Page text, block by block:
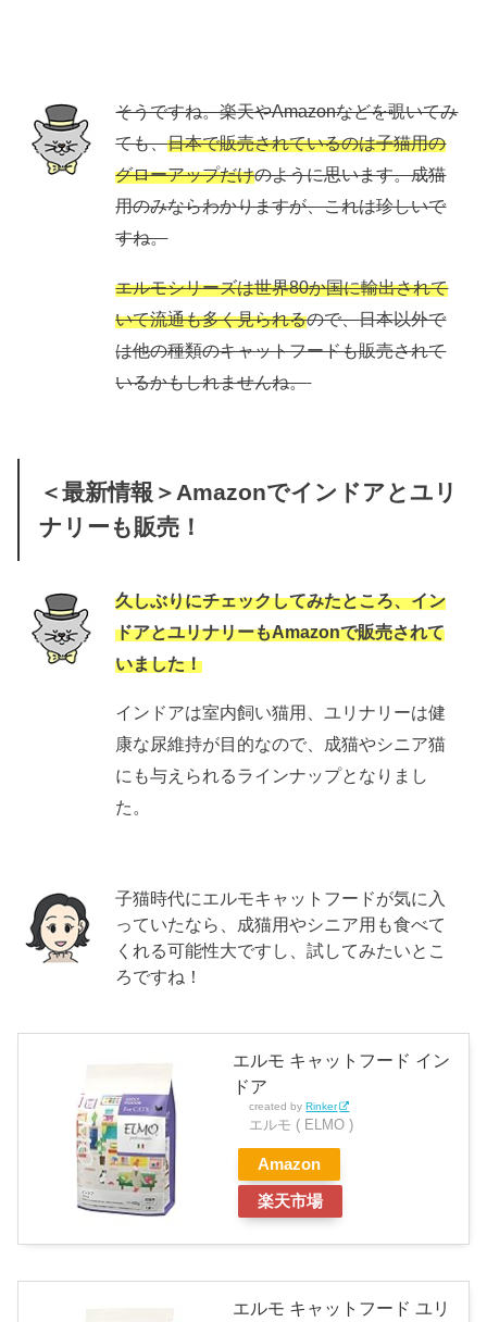
そうですね。楽天やAmazonなどを覗いてみ
ても、日本で販売されているのは子猫用の
グローアップだけのように思います。成猫
用のみならわかりますが、これは珍しいで
すね。
エルモシリーズは世界80か国に輸出されて
いて流通も多く見られるので、日本以外で
は他の種類のキャットフードも販売されて
いるかもしれませんね。
＜最新情報＞Amazonでインドアとユリ
ナリーも販売！
久しぶりにチェックしてみたところ、イン
ドアとユリナリーもAmazonで販売されて
いました！
インドアは室内飼い猫用、ユリナリーは健
康な尿維持が目的なので、成猫やシニア猫
にも与えられるラインナップとなりまし
た。
子猫時代にエルモキャットフードが気に入
っていたなら、成猫用やシニア用も食べて
くれる可能性大ですし、試してみたいとこ
ろですね！
エルモ キャットフード イン
ドア
created byRinker
エルモ ( ELMO )
Amazon
楽天市場
エルモ キャットフード ユリ